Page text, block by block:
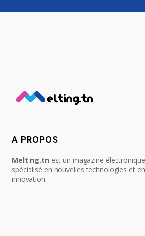
A PROPOS
Melting.tn est un magazine électronique
spécialisé en nouvelles technologies et en
innovation.